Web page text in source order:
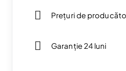
Prețuri de
Garanție 24 luni